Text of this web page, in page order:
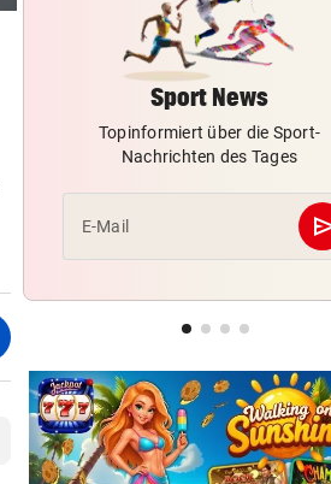
FRAUEN-FUSSBALL-LIGA
Salzburgerinnen gewinnen
ihr zweites Match
VERRÜCKTE PARTIE
ÖFB-Goalie Wiegele
10-Tore-Spektakel
keine Chance
„Gletscherspalten und
das ist gefährlich“
Sport News
Topinformiert über die Sport-
Nachrichten des Tages
E-Mail